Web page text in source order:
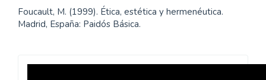
Foucault, M. (1999). Ética, estética y hermenéutica.
Madrid, España: Paidós Básica.
Revista